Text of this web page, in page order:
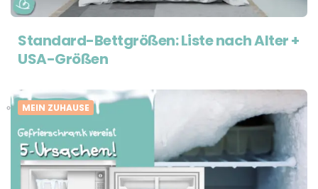
Standard-Bettgrößen: Liste nach Alter +
USA-Größen
MEIN ZUHAUSE